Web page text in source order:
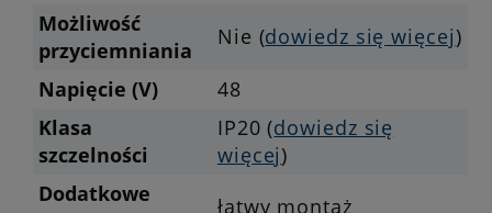
Możliwość
przyciemniania
Nie (dowiedz się więcej)
Napięcie (V)
48
Klasa
szczelności
IP20 (dowiedz się
więcej)
Dodatkowe
łatwy montaż